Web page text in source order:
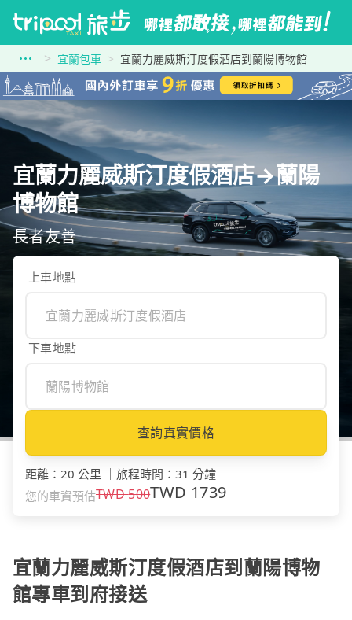
宜蘭包車 宜蘭力麗威斯汀度假酒店到蘭陽博物館
宜蘭力麗威斯汀度假酒店→蘭陽
博物館
長者友善
上車地點
下車地點
查詢真實價格
距離 ： 20 公里 旅程時間 ： 31 分鐘
您的車資預估TWD500TWD 1739
宜蘭力麗威斯汀度假酒店到蘭陽博物
館專車到府接送